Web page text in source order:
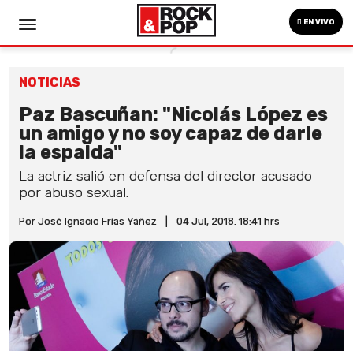
EN VIVO
NOTICIAS
Paz Bascuñan: "Nicolás López es
un amigo y no soy capaz de darle
la espalda"
La actriz salió en defensa del director acusado
por abuso sexual.
Por José Ignacio Frías Yáñez 04 Jul, 2018. 18:41 hrs